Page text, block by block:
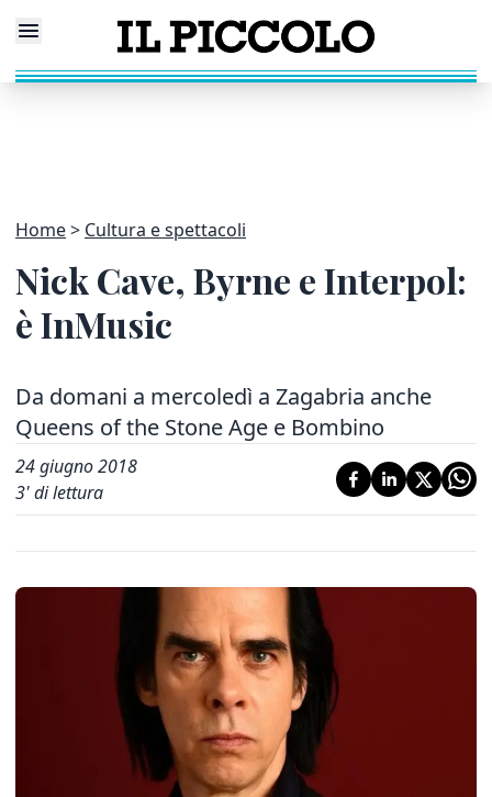
Home Cultura e spettacoli
Nick Cave, Byrne e Interpol:
è InMusic
Da domani a mercoledì a Zagabria anche
Queens of the Stone Age e Bombino
24 giugno 2018
3' di lettura